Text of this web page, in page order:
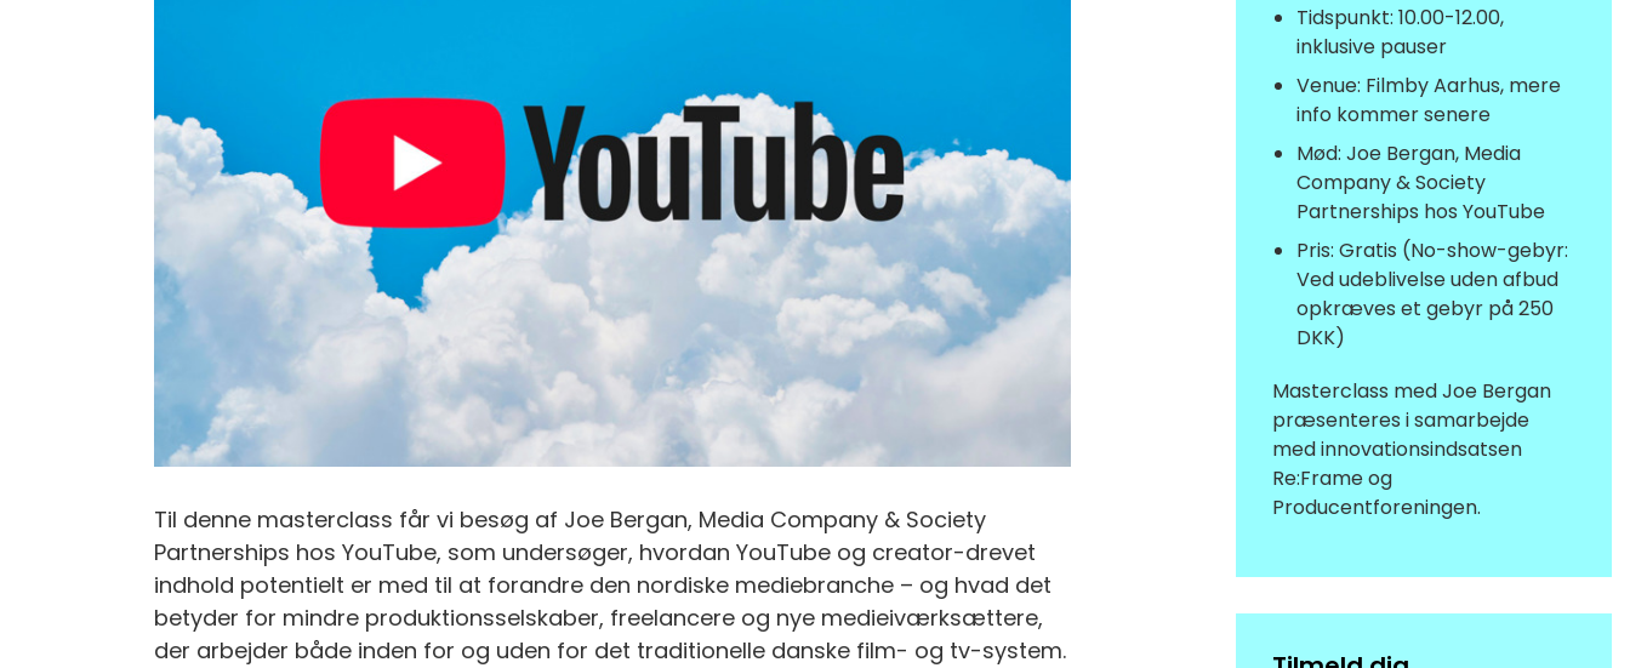
Til denne masterclass får vi besøg af Joe Bergan, Media Company & Society
Partnerships hos YouTube, som undersøger, hvordan YouTube og creator-drevet
indhold potentielt er med til at forandre den nordiske mediebranche – og hvad det
betyder for mindre produktionsselskaber, freelancere og nye medieiværksættere,
der arbejder både inden for og uden for det traditionelle danske film- og tv-system.
Tidspunkt: 10.00-12.00,
inklusive pauser
Venue: Filmby Aarhus, mere
info kommer senere
Mød: Joe Bergan, Media
Company & Society
Partnerships hos YouTube
Pris: Gratis (No-show-gebyr:
Ved udeblivelse uden afbud
opkræves et gebyr på 250
DKK)
Masterclass med Joe Bergan
præsenteres i samarbejde
med innovationsindsatsen
Re:Frame og
Producentforeningen.